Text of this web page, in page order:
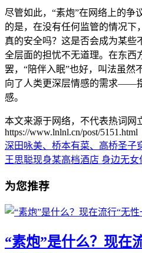
尽管如此，“素炮”在网络上的争
的是，在没有任何监管的情况下
真的安全吗？这是否会成为某些
全层面的担忧不无道理。在东西
罢，“陪伴入眠”也好，叫法虽然
向了人类更深层情感的需求——
感。
本文来源于网络，不代表热词网
https://www.lnlnl.cn/post/5151.html
深田咏美、桥本有菜、高桥圣子
王思聪现身某高档酒店 身边无女
为您推荐
“素炮”是什么？现在